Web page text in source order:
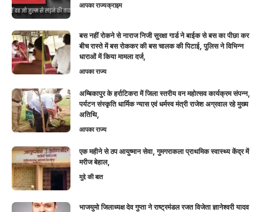
आपका राज्यक्राइम
बस नहीं रोकने से नाराज निजी सुरक्षा गार्ड ने बाईक से बस का पीछा कर
बीच रास्ते में बस रोककर की बस चालक की पिटाई, पुलिस ने विभिन्न
धाराओं में किया मामला दर्ज,
आपका राज्य
अम्बिकापुर के हर्राटिकरा में जिला स्तरीय वन महोत्सव कार्यक्रम संपन्न,
पर्यटन संस्कृति धार्मिक न्यास एवं धर्मस्व मंत्री राजेश अग्रवाल रहे मुख्य
अतिथि,
आपका राज्य
एक महीने से ठप आयुष्मान सेवा, गुमगराकला प्राथमिक स्वास्थ्य केंद्र में
मरीज बेहाल,
मुद्दे की बात
भाजयुमो जिलाध्यक्ष देव गुप्ता ने राष्ट्रमंडल रजत विजेता ज्ञानेश्वरी यादव